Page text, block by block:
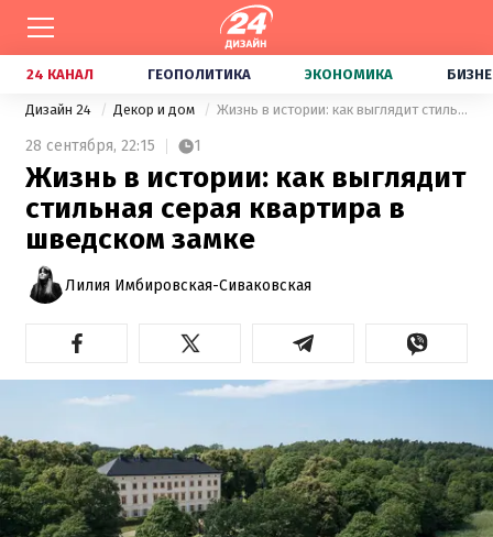
24 КАНАЛ ГЕОПОЛИТИКА ЭКОНОМИКА
Дизайн 24 Декор и дом Жизнь в истории: как выглядит стильная серая квартира в шведском замке
28 сентября, 22:15 1
Жизнь в истории: как выглядит
стильная серая квартира в
шведском замке
Лилия Имбировская-Сиваковская